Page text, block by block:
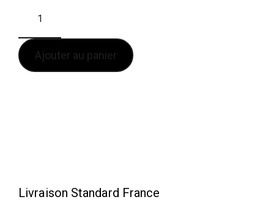
Ajouter au panier
Livraison Standard France